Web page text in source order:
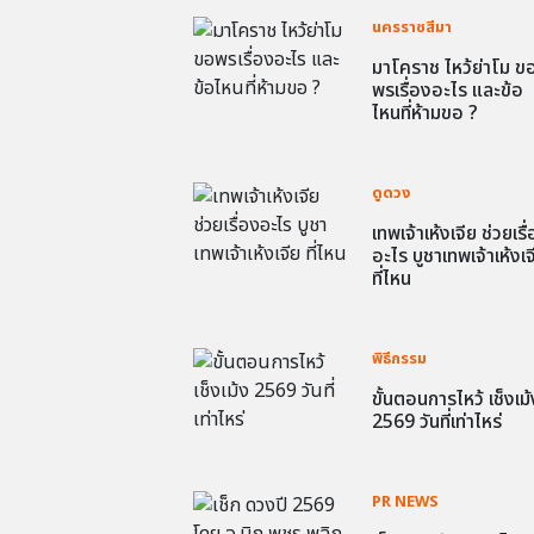
นครราชสีมา
มาโคราช ไหว้ย่าโม ข
พรเรื่องอะไร และข้อ
ไหนที่ห้ามขอ ?
ดูดวง
เทพเจ้าเห้งเจีย ช่วยเ
อะไร บูชาเทพเจ้าเห้งเ
ที่ไหน
พิธีกรรม
ขั้นตอนการไหว้ เช็งเ
2569 วันที่เท่าไหร่
PR NEWS